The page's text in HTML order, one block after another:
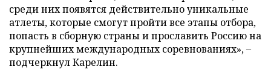
среди них появятся действительно уникальные
атлеты, которые смогут пройти все этапы отбора,
попасть в сборную страны и прославить Россию на
крупнейших международных соревнованиях», –
подчеркнул Карелин.